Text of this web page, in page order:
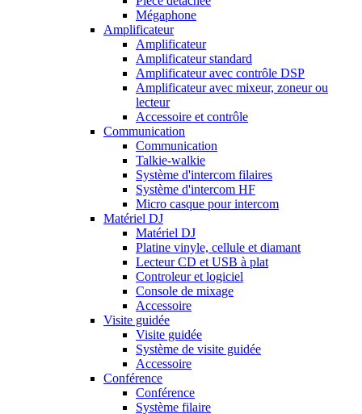
Mégaphone
Amplificateur
Amplificateur
Amplificateur standard
Amplificateur avec contrôle DSP
Amplificateur avec mixeur, zoneur ou
lecteur
Accessoire et contrôle
Communication
Communication
Talkie-walkie
Système d'intercom filaires
Système d'intercom HF
Micro casque pour intercom
Matériel DJ
Matériel DJ
Platine vinyle, cellule et diamant
Lecteur CD et USB à plat
Controleur et logiciel
Console de mixage
Accessoire
Visite guidée
Visite guidée
Système de visite guidée
Accessoire
Conférence
Conférence
Système filaire